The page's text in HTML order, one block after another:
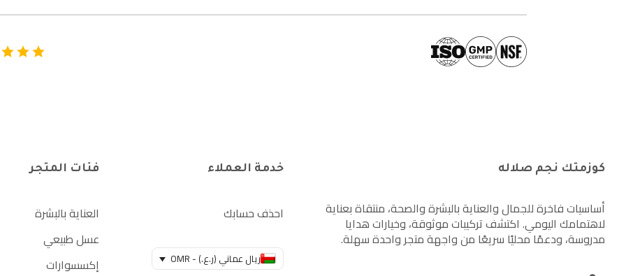
كوزمتك نجم صلاله
أساسيات فاخرة للجمال والعناية بالبشرة والصحة، منتقاة بعناية
لاهتمامك اليومي. اكتشف تركيبات موثوقة، وخيارات هدايا
مدروسة، ودعمًا محليًا سريعًا من واجهة متجر واحدة سهلة.
خدمة العملاء
احذف حسابك
ريال عماني (ر.ع.) - OMR
فئات المتجر
العناية بالبشرة
عسل طبيعي
إكسسوارات